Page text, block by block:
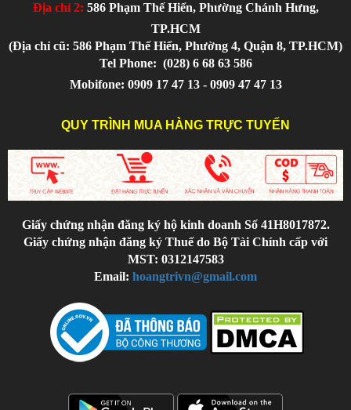
Địa chỉ 2: 586 Phạm Thế Hiển, Phường Chánh Hưng,
TP.HCM
(Địa chỉ cũ: 586 Phạm Thế Hiển, Phường 4, Quận 8, TP.HCM)
Tel Phone: (028) 6 68 63 586
Mobifone: 0909 17 47 13 - 0909 47 47 13
QUY TRÌNH MUA HÀNG TRỰC TUYẾN
Giấy chứng nhận đăng ký hộ kinh doanh Số 41H8017872.
Giấy chứng nhận đăng ký Thuế do Bộ Tài Chính cấp với
MST: 0312147583
Email: hoangtrivn@gmail.com